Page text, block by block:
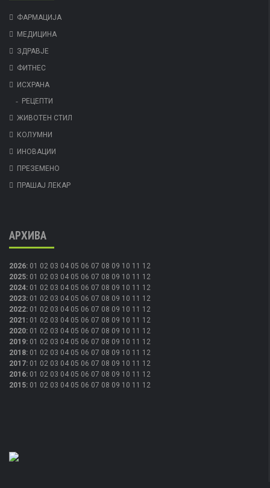
ФАРМАЦИЈА
МЕДИЦИНА
ЗДРАВЈЕ
ФИТНЕС
ИСХРАНА
РЕЦЕПТИ
ЖИВОТЕН СТИЛ
КОЛУМНИ
ИНОВАЦИИ
ПРЕЗЕМЕНО
ПРАШАЈ ЛЕКАР
АРХИВА
2026: 01 02 03 04 05 06 07 08 09 10 11 12
2025: 01 02 03 04 05 06 07 08 09 10 11 12
2024: 01 02 03 04 05 06 07 08 09 10 11 12
2023: 01 02 03 04 05 06 07 08 09 10 11 12
2022: 01 02 03 04 05 06 07 08 09 10 11 12
2021 : 01 02 03 04 05 06 07 08 09 10 11 12
2020: 01 02 03 04 05 06 07 08 09 10 11 12
2019: 01 02 03 04 05 06 07 08 09 10 11 12
2018: 01 02 03 04 05 06 07 08 09 10 11 12
2017: 01 02 03 04 05 06 07 08 09 10 11 12
2016: 01 02 03 04 05 06 07 08 09 10 11 12
2015: 01 02 03 04 05 06 07 08 09 10 11 12